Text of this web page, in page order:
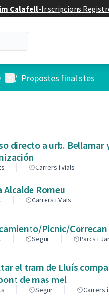
Calafell-Inscripcions
Menú d'usuari
/ Propostes finalistes
directo a urb. Bellamar
Carrers i Vials
Alcalde Romeu
Carrers i Vials
Picnic/Correcan
Segur Parcs i
el tram de Lluís
de mas mel
Segur Carrers i